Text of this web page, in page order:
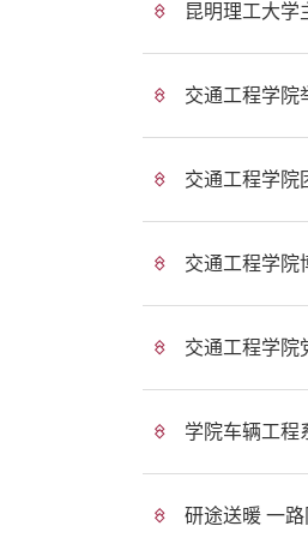
昆明理工大学
交通工程学院
交通工程学院
交通工程学院
交通工程学院
学院车辆工程
研途送暖 一